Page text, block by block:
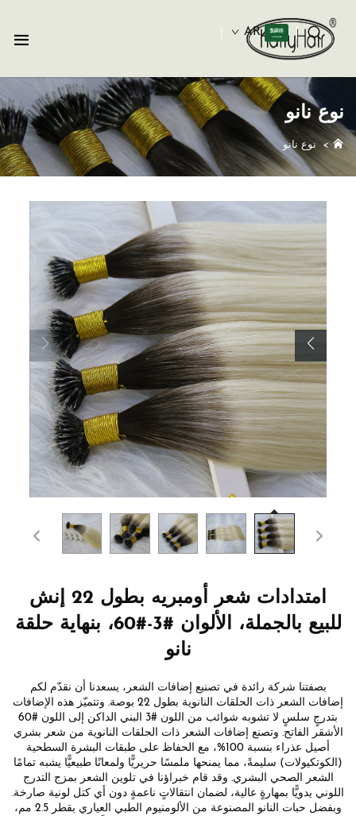
AR
نوع نانو
> نوع نانو
امتدادات شعر أومبريه بطول 22 إنش
للبيع بالجملة، الألوان #3-#60، بنهاية حلقة
نانو
بصفتنا شركة رائدة في تصنيع إضافات الشعر، يسعدنا أن نقدّم لكم
إضافات الشعر ذات الحلقات النانوية بطول 22 بوصة. وتتميّز هذه الإضافات
بتدرجٍ سلسٍ لا تشوبه شوائب من اللون #3 البني الداكن إلى اللون #60
الأشقر الفاتح. وتصنع إضافات الشعر ذات الحلقات النانوية من شعر بشري
أصيل عذراء بنسبة 100%، مع الحفاظ على طبقات البشرة السطحية
(الكوتكيولات) سليمةً، مما يمنحها ملمسًا حريريًّا ولمعانًا طبيعيًّا يشبه تمامًا
الشعر الصحي البشري. وقد قام خبراؤنا في تلوين الشعر بمزج التدرج
اللوني يدويًّا بمهارةٍ عالية، لضمان انتقالاتٍ ناعمةٍ دون أي كتل لونية صارخة.
وبفضل حبات النانو المصنوعة من الألومنيوم الطبي العياري بقطر 2.5 مم،